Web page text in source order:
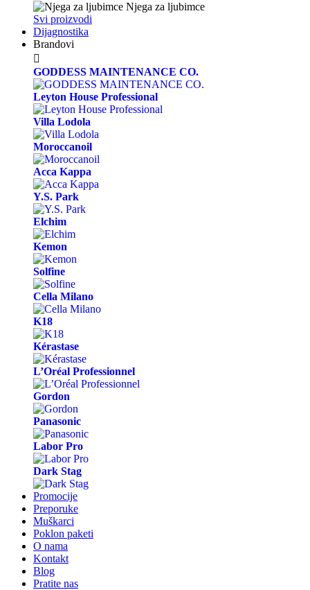
Njega za ljubimce
Svi proizvodi
Dijagnostika
Brandovi

GODDESS MAINTENANCE CO.
Leyton House Professional
Villa Lodola
Moroccanoil
Acca Kappa
Y.S. Park
Elchim
Kemon
Solfine
Cella Milano
K18
Kérastase
L’Oréal Professionnel
Gordon
Panasonic
Labor Pro
Dark Stag
Promocije
Preporuke
Muškarci
Poklon paketi
O nama
Kontakt
Blog
Pratite nas